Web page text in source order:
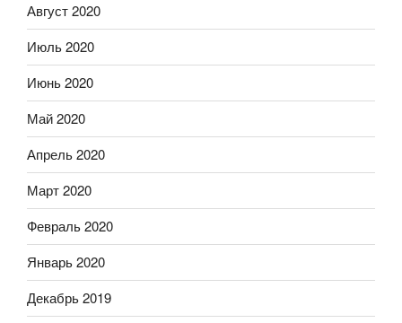
Август 2020
Июль 2020
Июнь 2020
Май 2020
Апрель 2020
Март 2020
Февраль 2020
Январь 2020
Декабрь 2019